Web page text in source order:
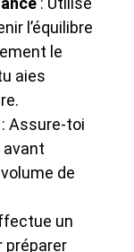
l’équilibre
le
aies
: Assure-toi
avant
de
un
préparer